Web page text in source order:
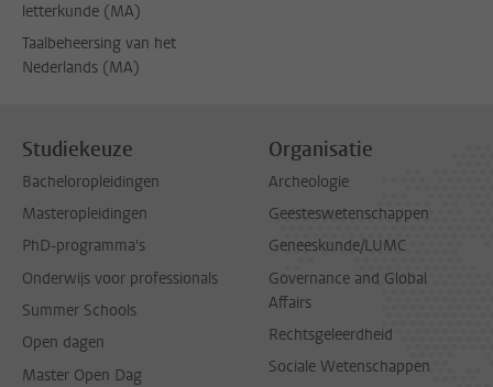
letterkunde (MA)
Taalbeheersing van het
Nederlands (MA)
Studiekeuze
Bacheloropleidingen
Masteropleidingen
PhD-programma's
Onderwijs voor professionals
Summer Schools
Open dagen
Master Open Dag
Organisatie
Archeologie
Geesteswetenschappen
Geneeskunde/LUMC
Governance and Global
Affairs
Rechtsgeleerdheid
Sociale Wetenschappen